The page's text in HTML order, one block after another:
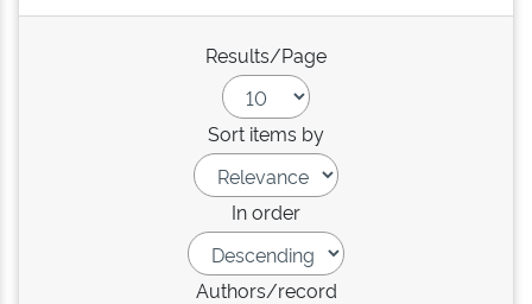
Results/Page
Sort items by
In order
Authors/record